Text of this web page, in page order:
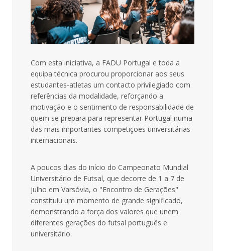
Com esta iniciativa, a FADU Portugal e toda a
equipa técnica procurou proporcionar aos seus
estudantes-atletas um contacto privilegiado com
referências da modalidade, reforçando a
motivação e o sentimento de responsabilidade de
quem se prepara para representar Portugal numa
das mais importantes competições universitárias
internacionais.
A poucos dias do início do Campeonato Mundial
Universitário de Futsal, que decorre de 1 a 7 de
julho em Varsóvia, o "Encontro de Gerações"
constituiu um momento de grande significado,
demonstrando a força dos valores que unem
diferentes gerações do futsal português e
universitário.